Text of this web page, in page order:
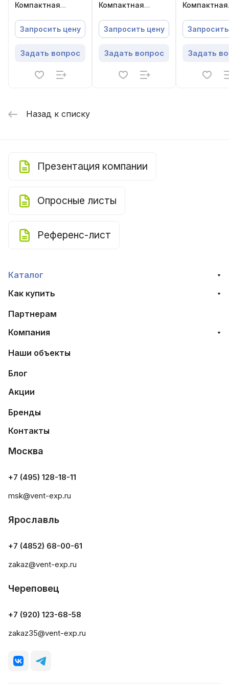
Компактная
вытяжная
установка с
рекуператором
Запросить цену
Задать вопрос
Компактная
установка
Запросить цену
Задать вопрос
Компактная
вытяжная
установка с
Задать
Назад к списку
Презентация компании
Опросные листы
Референс-лист
Каталог
Как купить
Партнерам
Компания
Наши объекты
Блог
Акции
Бренды
Контакты
Москва
+7 (495) 128-18-11
msk@vent-exp.ru
Ярославль
+7 (4852) 68-00-61
zakaz@vent-exp.ru
Череповец
+7 (920) 123-68-58
zakaz35@vent-exp.ru